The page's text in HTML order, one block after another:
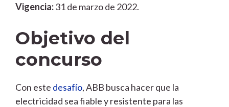
Vigencia:31 de marzo de 2022.
Objetivo del
concurso
Con este desafío, ABB busca hacer que la
electricidad sea fiable y resistente para las